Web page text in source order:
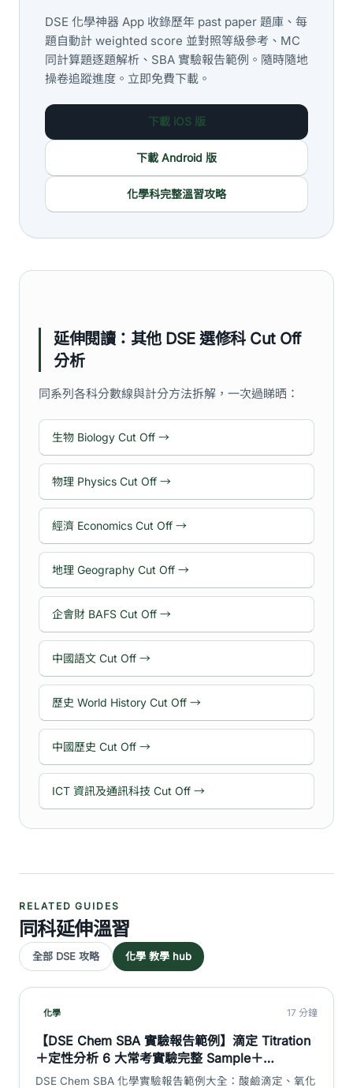
DSE 化學神器 App 收錄歷年 past paper 題庫、每
題自動計 weighted score 並對照等級參考、MC
同計算題逐題解析、SBA 實驗報告範例。隨時隨地
操卷追蹤進度。立即免費下載。
下載 iOS 版
下載 Android 版
化學科完整溫習攻略
延伸閱讀：其他 DSE 選修科 Cut Off
分析
同系列各科分數線與計分方法拆解，一次過睇晒：
生物 Biology Cut Off →
物理 Physics Cut Off →
經濟 Economics Cut Off →
地理 Geography Cut Off →
企會財 BAFS Cut Off →
中國語文 Cut Off →
歷史 World History Cut Off →
中國歷史 Cut Off →
ICT 資訊及通訊科技 Cut Off →
RELATED GUIDES
同科延伸溫習
全部 DSE 攻略 化學 教學 hub
化學 17 分鐘
【DSE Chem SBA 實驗報告範例】滴定 Titration
＋定性分析 6 大常考實驗完整 Sample＋
Discussion／Evaluation 高分範段｜DSE 神器
DSE Chem SBA 化學實驗報告範例大全：酸鹼滴定、氧化